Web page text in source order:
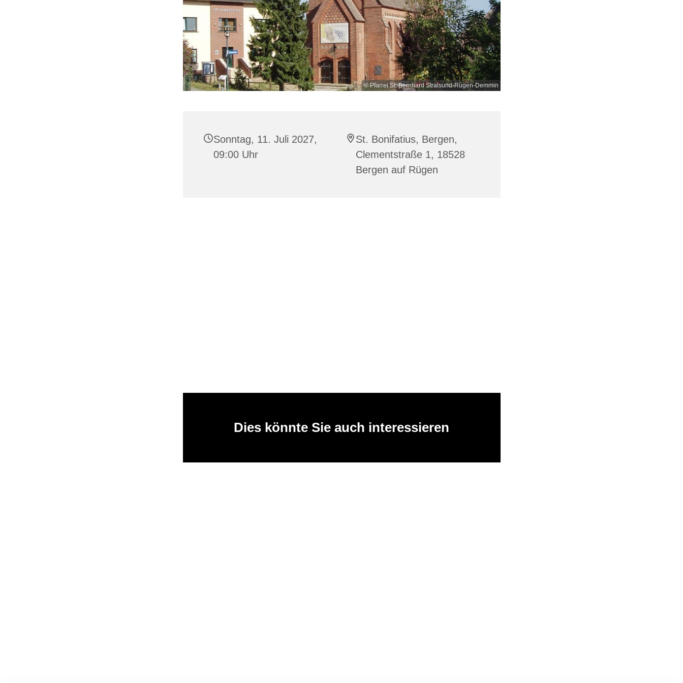
© Pfarrei St. Bernhard Stralsund-Rügen-Demmin
Sonntag, 11. Juli 2027,
09:00 Uhr
St. Bonifatius, Bergen,
Clementstraße 1, 18528
Bergen auf Rügen
Dies könnte Sie auch interessieren